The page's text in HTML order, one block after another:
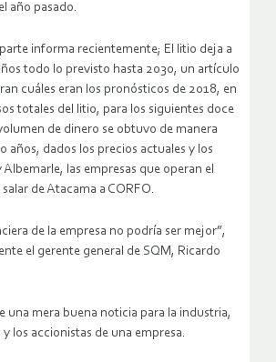
año pasado.
informa recientemente; El litio deja a
todo lo previsto hasta 2030, un artículo
cuáles eran los pronósticos de 2018, en
totales del litio, para los siguientes doce
de dinero se obtuvo de manera
años, dados los precios actuales y los
Albemarle, las empresas que operan el
de Atacama a CORFO.
de la empresa no podría ser mejor”,
el gerente general de SQM, Ricardo
una mera buena noticia para la industria,
los accionistas de una empresa.